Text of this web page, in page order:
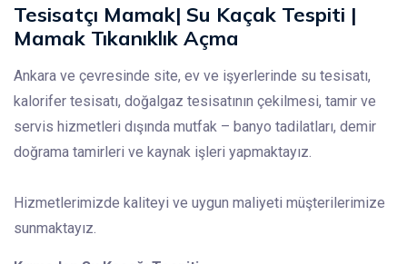
Tesisatçı Mamak| Su Kaçak Tespiti |
Mamak Tıkanıklık Açma
Ankara ve çevresinde site, ev ve işyerlerinde su tesisatı,
kalorifer tesisatı, doğalgaz tesisatının çekilmesi, tamir ve
servis hizmetleri dışında mutfak – banyo tadilatları, demir
doğrama tamirleri ve kaynak işleri yapmaktayız.
Hizmetlerimizde kaliteyi ve uygun maliyeti müşterilerimize
sunmaktayız.